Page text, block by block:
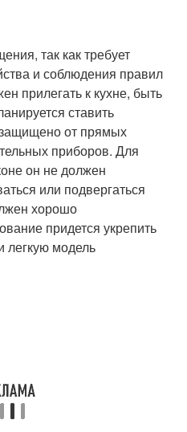
так как требует
и соблюдения правил
прилегать к кухне, быть
ставить
от прямых
приборов. Для
он не должен
или подвергаться
хорошо
придется укрепить
легкую модель